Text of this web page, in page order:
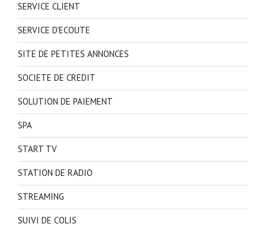
SERVICE CLIENT
SERVICE D'ECOUTE
SITE DE PETITES ANNONCES
SOCIETE DE CREDIT
SOLUTION DE PAIEMENT
SPA
START TV
STATION DE RADIO
STREAMING
SUIVI DE COLIS